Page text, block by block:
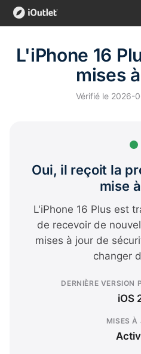
L'iPhone 16
mises
Vérifié le 2026-
Oui, il reçoit la
mise
L'iPhone 16 Plus est
de recevoir de
mises à jour de
changer
DERNIÈRE VERSION
iOS
MISES À